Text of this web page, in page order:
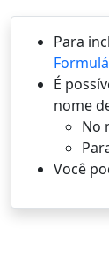
Para
É
nome
No
Você